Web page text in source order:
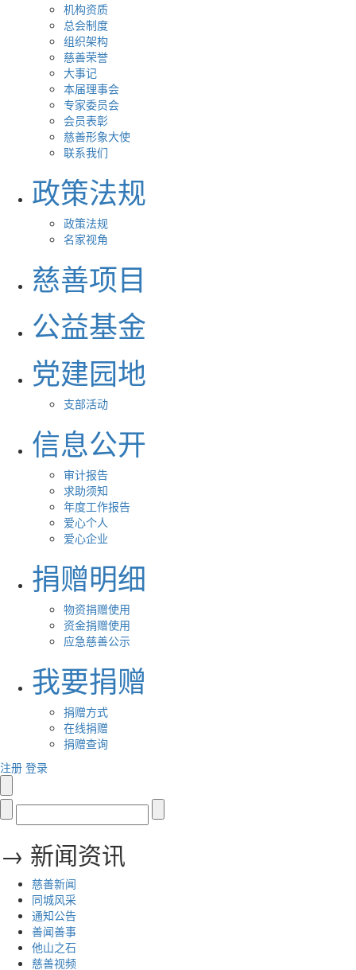
机构资质
总会制度
组织架构
慈善荣誉
大事记
本届理事会
专家委员会
会员表彰
慈善形象大使
联系我们
政策法规
政策法规
名家视角
慈善项目
公益基金
党建园地
支部活动
信息公开
审计报告
求助须知
年度工作报告
爱心个人
爱心企业
捐赠明细
物资捐赠使用
资金捐赠使用
应急慈善公示
我要捐赠
捐赠方式
在线捐赠
捐赠查询
注册 登录
→ 新闻资讯
慈善新闻
同城风采
通知公告
善闻善事
他山之石
慈善视频